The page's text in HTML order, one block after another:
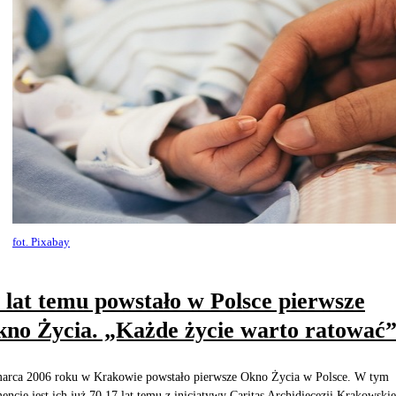
fot. Pixabay
lat temu powstało w Polsce pierwsze
Życia. „Każde życie warto ratować”
2006 roku w Krakowie powstało pierwsze Okno Życia w Polsce. W tym